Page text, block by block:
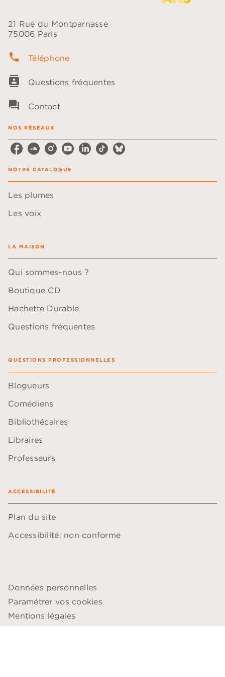
21 Rue du Montparnasse
75006 Paris
phone Téléphone
contacts Questions fréquentes
question_answer Contact
NOS RÉSEAUX
NOTRE CATALOGUE
Les plumes
Les voix
LA MAISON
Qui sommes-nous ?
Boutique CD
Hachette Durable
Questions fréquentes
QUESTIONS PROFESSIONNELLES
Blogueurs
Comédiens
Bibliothécaires
Libraires
Professeurs
ACCESSIBILITÉ
Plan du site
Accessibilité: non conforme
Données personnelles
Paramétrer vos cookies
Mentions légales
Conditions générales d'utilisation